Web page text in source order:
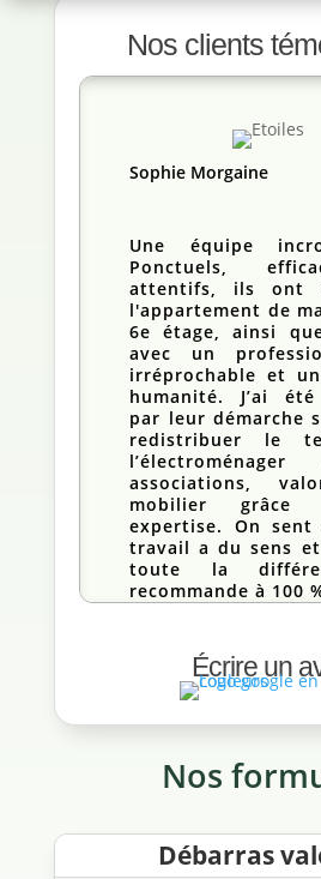
Nos clients
Sophie Morgaine
Une équipe
Ponctuels,
attentifs, ils ont
l'appartement de
6e étage, ainsi
avec un
irréprochable et
humanité. J’ai
par leur démarche
redistribuer le
associations,
mobilier
expertise. On
travail a du sens
toute la
recommande à 100
Écrire un
Nos
Débarras